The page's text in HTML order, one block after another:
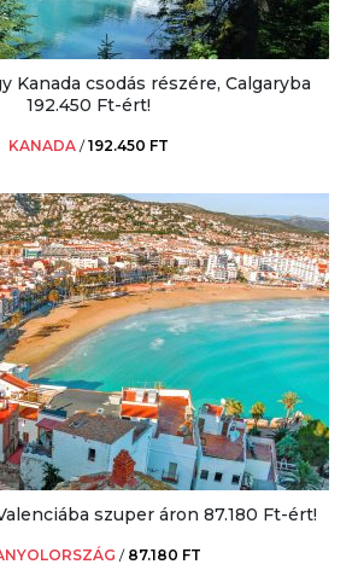
Kanada csodás részére, Calgaryba
192.450 Ft-ért!
KANADA /192.450 FT
szuper áron 87.180 Ft-ért!
/ 87.180 FT